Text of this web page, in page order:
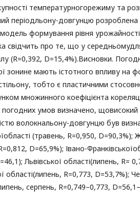
температурногорежиму та
періодльону-довгунцю
формування рівня
свідчить про те, що у
(R=0,392, D=15,4%).Висновки.
зонине мають істотного впливу на
тобто є пластичними
множинного коефіцієнта
умов визначено, щовисокий
волокнальону-довгунцю був
(травень, R=0,950, D=90,3%);
D=65,9%); Івано-
Львівської області(липень, R=
області(липень, R=0,773, D=53,7%);
серпень, R=0,749–0,773,